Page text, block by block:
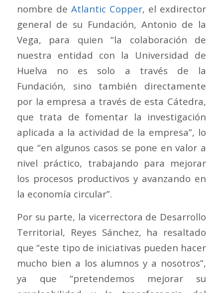
nombre de Atlantic Copper, el exdirector
general de su Fundación, Antonio de la
Vega, para quien “la colaboración de
nuestra entidad con la Universidad de
Huelva no es solo a través de la
Fundación, sino también directamente
por la empresa a través de esta Cátedra,
que trata de fomentar la investigación
aplicada a la actividad de la empresa”, lo
que “en algunos casos se pone en valor a
nivel práctico, trabajando para mejorar
los procesos productivos y avanzando en
la economía circular”.
Por su parte, la vicerrectora de Desarrollo
Territorial, Reyes Sánchez, ha resaltado
que “este tipo de iniciativas pueden hacer
mucho bien a los alumnos y a nosotros”,
ya que “pretendemos mejorar su